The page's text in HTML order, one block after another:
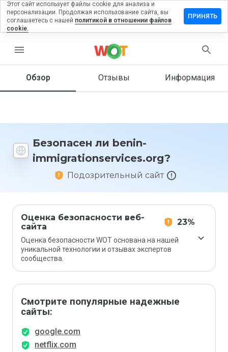
menu
Обзор Отзывы Информация
Безопасен ли benin-
immigrationservices.org?
Подозрительный сайт
Оценка безопасности веб-
сайта
23%
Оценка безопасности WOT основана на нашей
уникальной технологии и отзывах экспертов
сообщества.
Смотрите популярные надежные
сайты:
google.com
netflix.com
отзыв на
Как бы
этот
1 до 5?
Этот сайт использует файлы cookie для анализа и
персонализации. Продолжая использование сайта, вы
соглашаетесь с нашей политикой в отношении файлов
cookie.
ПРИНЯТЬ